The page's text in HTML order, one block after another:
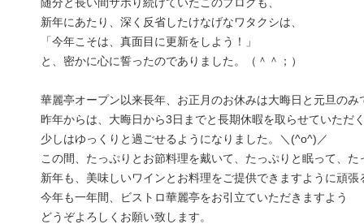
新年にあたり、深く反省したけなげなワタクシは、
「今年こそは、真面目に更新をしよう！」
と、密かに心に誓ったのでありました。（＾＾；）
華麗亭オープン以来長年、お正月のお休みは大晦日と元旦のみ
昨年からは、大晦日から3日までと長期休暇を取らせていただ
少しはゆっくりと過ごせるようになりました。＼(^o^)／
この間、たっぷりとお節料理を戴いて、たっぷりと眠って、
新年も、美味しいワインとお料理をご提供できますように頑張
今年も一年間、ビストロ華麗亭をお引立ていただきますよう
どうぞよろしくお願い致します。